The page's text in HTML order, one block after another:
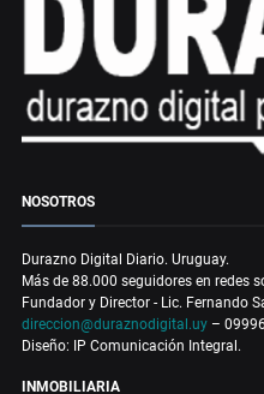
NOSOTROS
Durazno Digital Diario. Uruguay.
Más de 88.000 seguidores en redes
Fundador y Director - Lic. Fernando
direccion@duraznodigital.uy –
Diseño: IP Comunicación Integral.
INMOBILIARIA